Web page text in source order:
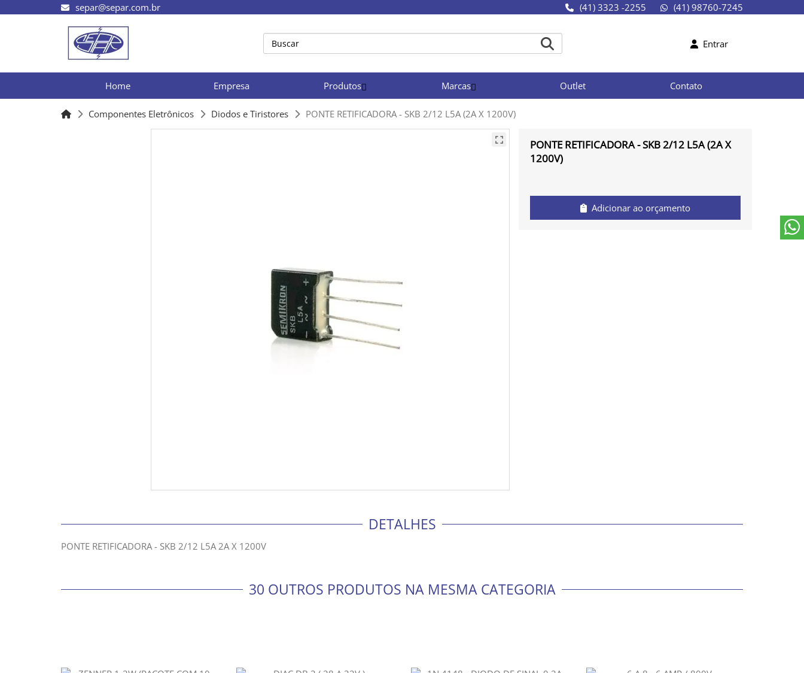
separ@separ.com.br (41) 3323 -2255 (41) 98760-7245
Entrar
Home Empresa Produtos Marcas Outlet Contato
Componentes Eletrônicos Diodos e Tiristores PONTE RETIFICADORA - SKB 2/12 L5A (2A X 1200V)
PONTE RETIFICADORA - SKB 2/12 L5A (2A X
1200V)
Adicionar ao orçamento
DETALHES
PONTE RETIFICADORA - SKB 2/12 L5A 2A X 1200V
30 OUTROS PRODUTOS NA MESMA CATEGORIA